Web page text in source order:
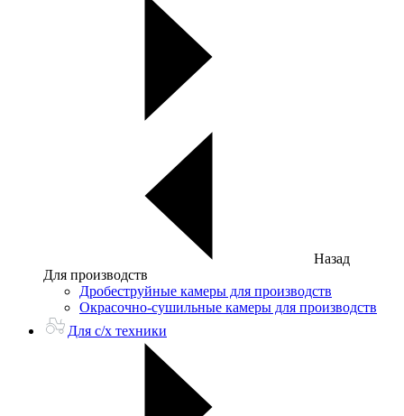
Назад
Для производств
Дробеструйные камеры для производств
Окрасочно-сушильные камеры для производств
Для с/х техники